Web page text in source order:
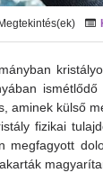
aminek külső
fizikai
megfagyott